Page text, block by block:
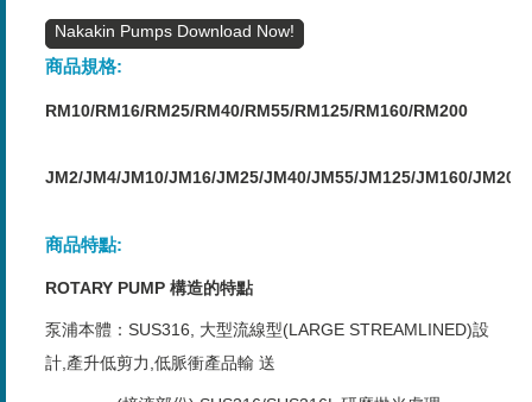
Nakakin Pumps
商品規格:
RM10/RM16/RM25/RM40/RM55/RM125/RM160/RM200
JM2/JM4/JM10/JM16/JM25/JM40/JM55/JM125/JM160/JM200
商品特點:
ROTARY PUMP 構造的特點
泵浦本體：SUS316, 大型流線型(LARGE STREAMLINED)設
計,產升低剪力,低脈衝產品輸 送